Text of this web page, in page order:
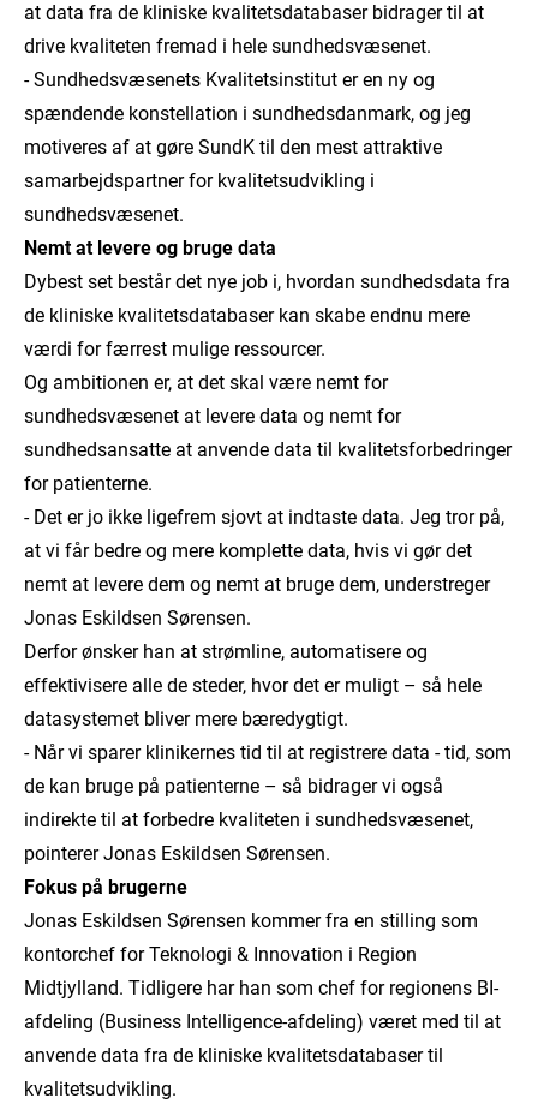
at data fra de kliniske kvalitetsdatabaser bidrager til at
drive kvaliteten fremad i hele sundhedsvæsenet.
- Sundhedsvæsenets Kvalitetsinstitut er en ny og
spændende konstellation i sundhedsdanmark, og jeg
motiveres af at gøre SundK til den mest attraktive
samarbejdspartner for kvalitetsudvikling i
sundhedsvæsenet.
Nemt at levere og bruge data
Dybest set består det nye job i, hvordan sundhedsdata fra
de kliniske kvalitetsdatabaser kan skabe endnu mere
værdi for færrest mulige ressourcer.
Og ambitionen er, at det skal være nemt for
sundhedsvæsenet at levere data og nemt for
sundhedsansatte at anvende data til kvalitetsforbedringer
for patienterne.
- Det er jo ikke ligefrem sjovt at indtaste data. Jeg tror på,
at vi får bedre og mere komplette data, hvis vi gør det
nemt at levere dem og nemt at bruge dem, understreger
Jonas Eskildsen Sørensen.
Derfor ønsker han at strømline, automatisere og
effektivisere alle de steder, hvor det er muligt – så hele
datasystemet bliver mere bæredygtigt.
- Når vi sparer klinikernes tid til at registrere data - tid, som
de kan bruge på patienterne – så bidrager vi også
indirekte til at forbedre kvaliteten i sundhedsvæsenet,
pointerer Jonas Eskildsen Sørensen.
Fokus på brugerne
Jonas Eskildsen Sørensen kommer fra en stilling som
kontorchef for Teknologi & Innovation i Region
Midtjylland. Tidligere har han som chef for regionens BI-
afdeling (Business Intelligence-afdeling) været med til at
anvende data fra de kliniske kvalitetsdatabaser til
kvalitetsudvikling.